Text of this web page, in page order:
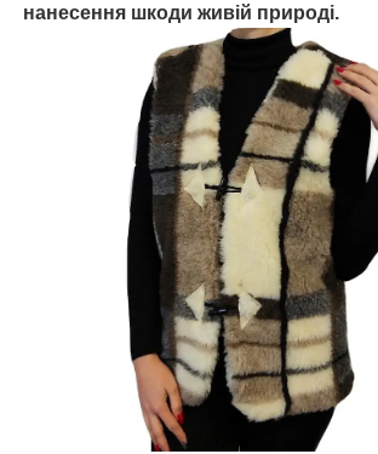
нанесення шкоди живій природі.